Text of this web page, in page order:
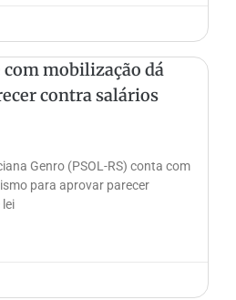
mobilização dá
contra salários
Genro (PSOL-RS) conta com
para aprovar parecer